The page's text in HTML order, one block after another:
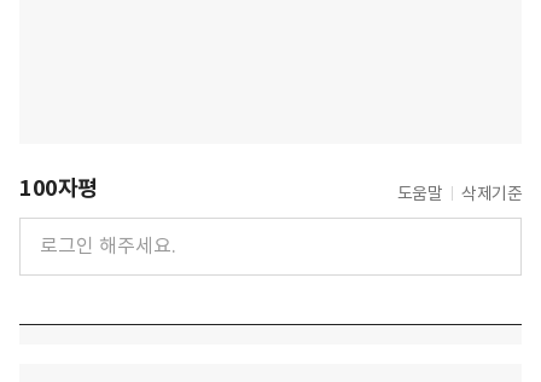
100자평 도움말 삭제기준